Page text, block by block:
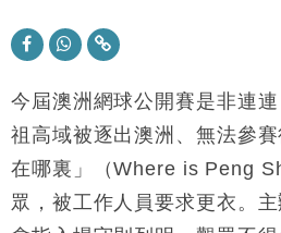
11:30
市場落地
東京半島
13:12
國際｜特朗普赴洛杉磯高
12:30
手
今屆澳洲網球公開賽是非連連
祖高域被逐出澳洲、無法參
在哪裏」（Where is Peng
眾，被工作人員要求更衣。